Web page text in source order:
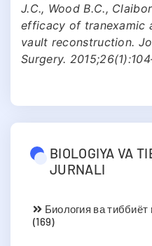
J.C., Wood B.C.,
efficacy of tranexamic
vault reconstruction.
Surgery.
BIOLOGIYA VA
JURNALI
Биология ва
(169)